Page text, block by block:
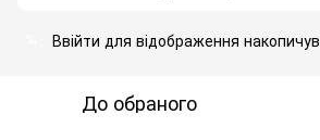
Ввійти для відображення
До обраного